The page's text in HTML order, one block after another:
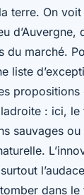
terre. On
d’Auvergne,
du marché.
liste
propositions
: ici,
sauvages
dans